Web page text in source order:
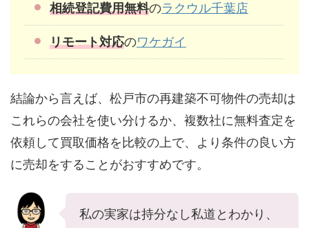
相続登記費用無料のラクウル千葉店
リモート対応のワケガイ
結論から言えば、松戸市の再建築不可物件の売却は
これらの会社を使い分けるか、複数社に無料査定を
依頼して買取価格を比較の上で、より条件の良い方
に売却をすることがおすすめです。
私の実家は持分なし私道とわかり、